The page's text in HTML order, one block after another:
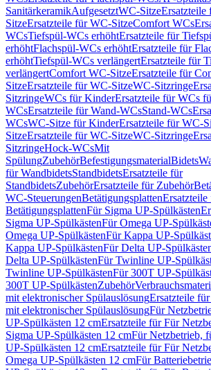
SanitärkeramikAufgesetztWC-SitzeErsatzteile
SitzeErsatzteile für WC-SitzeComfort WCs
WCsTiefspül-WCs erhöhtErsatzteile für
erhöhtFlachspül-WCs erhöhtErsatzteile für
erhöhtTiefspül-WCs verlängertErsatzteile für
verlängertComfort WC-SitzeErsatzteile für
SitzeErsatzteile für WC-SitzeWC-Sitzringe
SitzringeWCs für KinderErsatzteile für WCs
WCsErsatzteile für Wand-WCsStand-WCs
WCsWC-Sitze für KinderErsatzteile für WC-
SitzeErsatzteile für WC-SitzeWC-Sitzringe
SitzringeHock-WCsMit
SpülungZubehörBefestigungsmaterialBidets
für WandbidetsStandbidetsErsatzteile für
StandbidetsZubehörErsatzteile für Zubehör
WC-SteuerungenBetätigungsplattenErsatzteile
BetätigungsplattenFür Sigma UP-Spülkästen
Sigma UP-SpülkästenFür Omega UP-
Omega UP-SpülkästenFür Kappa UP-
Kappa UP-SpülkästenFür Delta UP-
Delta UP-SpülkästenFür Twinline UP-
Twinline UP-SpülkästenFür 300T UP-
300T UP-SpülkästenZubehör
mit elektronischer SpülauslösungErsatzteile
mit elektronischer SpülauslösungFür
UP-Spülkästen 12 cmErsatzteile für Für
Sigma UP-Spülkästen 12 cmFür Netzbetrieb,
UP-Spülkästen 12 cmErsatzteile für Für
Omega UP-Spülkästen 12 cmFür